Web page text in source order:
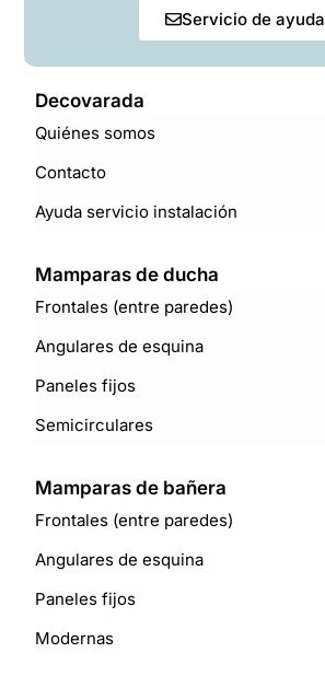
Servicio de ayuda
Decovarada
Quiénes somos
Contacto
Ayuda servicio instalación
Mamparas de ducha
Frontales (entre paredes)
Angulares de esquina
Paneles fijos
Semicirculares
Mamparas de bañera
Frontales (entre paredes)
Angulares de esquina
Paneles fijos
Modernas